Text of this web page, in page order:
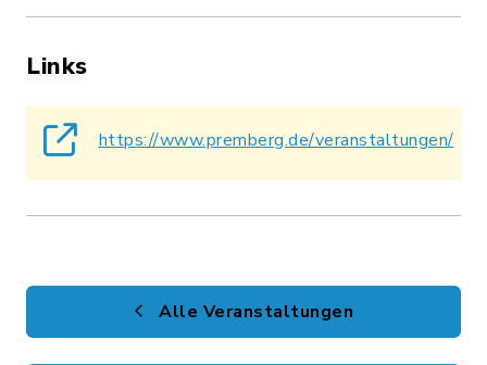
Links
https://www.premberg.de/veranstaltungen/
Alle Veranstaltungen